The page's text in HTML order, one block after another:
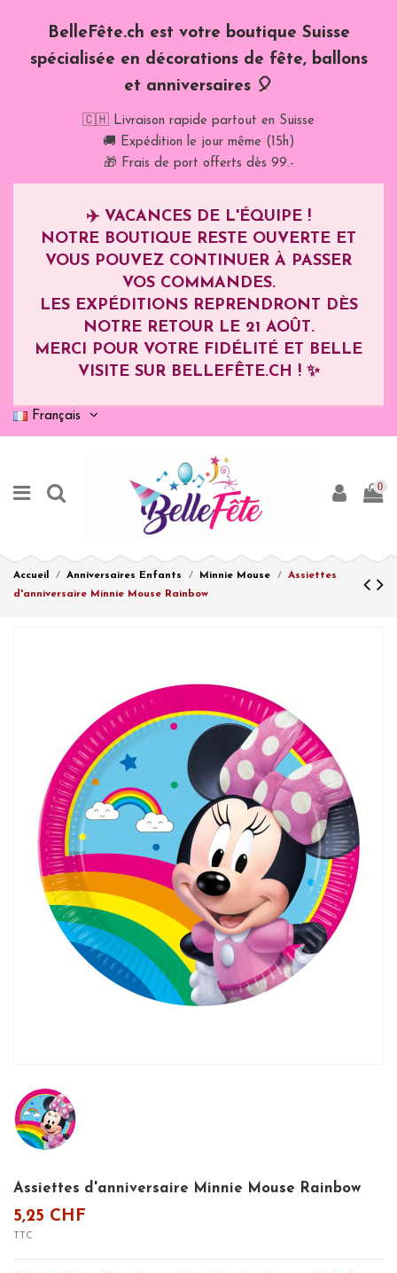
BelleFête.ch est votre boutique Suisse
spécialisée en décorations de fête, ballons
et anniversaires 🎈
🇨🇭 Livraison rapide partout en Suisse
🚚 Expédition le jour même (15h)
🎁 Frais de port offerts dès 99.-
✈️ VACANCES DE L'ÉQUIPE !
NOTRE BOUTIQUE RESTE OUVERTE ET
VOUS POUVEZ CONTINUER À PASSER
VOS COMMANDES.
LES EXPÉDITIONS REPRENDRONT DÈS
NOTRE RETOUR LE 21 AOÛT.
MERCI POUR VOTRE FIDÉLITÉ ET BELLE
VISITE SUR BELLEFÊTE.CH ! ✨
Français
0
Accueil Anniversaires Enfants Minnie Mouse
Assiettes
d'anniversaire Minnie Mouse Rainbow
Assiettes d'anniversaire Minnie Mouse Rainbow
5,25 CHF
TTC